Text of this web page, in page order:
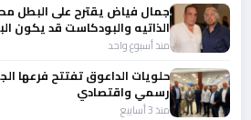
جمال فياض يقترح على البطل
الذاتيه والبودكاست قد يكون
منذ أسبوع واحد
حلويات الداعوق تفتتح فرعها
رسمي واقتصادي
منذ 3 أسابيع